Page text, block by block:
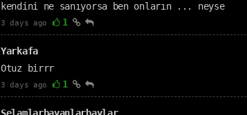
kendini ne sanıyorsa ben onların ... neyse
3 days ago 1
Yarkafa
Otuz birrr
3 days ago 1